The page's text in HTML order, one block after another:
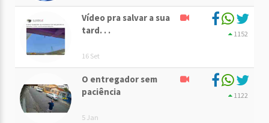
Vídeo pra salvar a sua
tard. . .
16 Set
1152
O entregador sem
paciência
5 Jan
1122